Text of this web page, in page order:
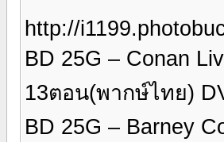
http://
BD 25G – Conan
13ตอน(พากษ์ไทย)
BD 25G – Barney